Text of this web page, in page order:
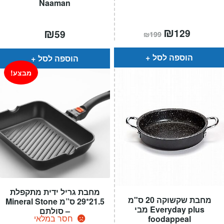
Naaman
₪59
הוספה לסל
₪199 המחיר
המקורי
היה:
₪199.
₪129
הוא:
הוספה לסל
מחבת גריל ידית מתקפלת
21.5*29 ס”מ Mineral Stone
– סולתם
חסר במלאי
מבצע!
מחבת שקשוקה 20 ס"מ
Everyday plus מבי
foodappeal